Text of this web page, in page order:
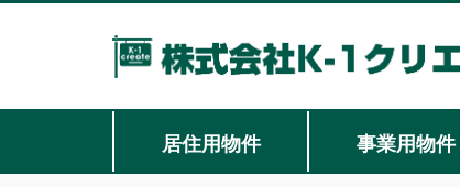
居住用物件 事業用物件